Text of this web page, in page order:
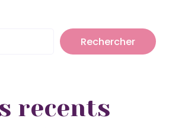
Rechercher
recents